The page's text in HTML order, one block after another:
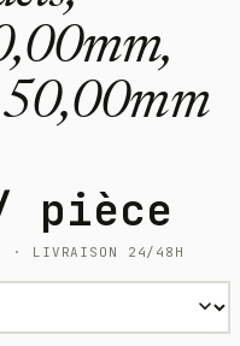
50,00mm
pièce
· LIVRAISON 24/48H